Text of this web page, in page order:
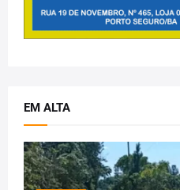
EM ALTA